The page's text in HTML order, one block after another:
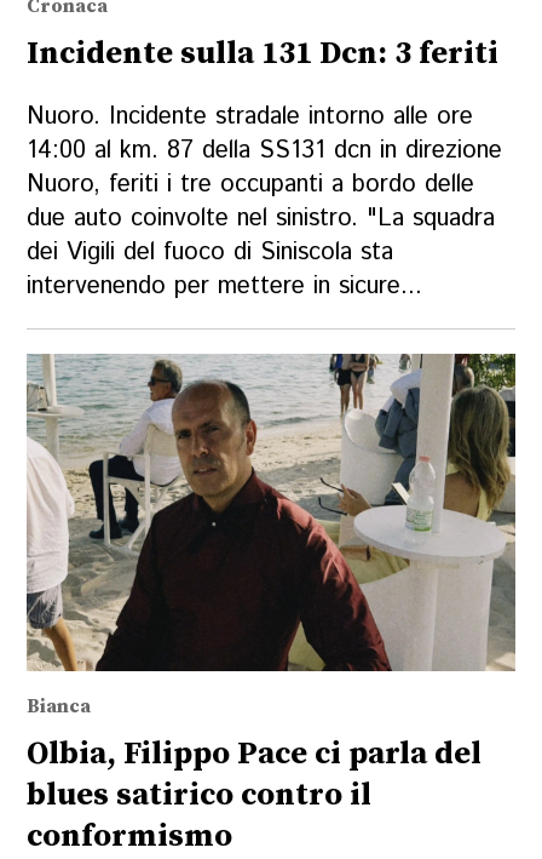
Cronaca
Incidente sulla 131 Dcn: 3 feriti
Nuoro. Incidente stradale intorno alle ore
14:00 al km. 87 della SS131 dcn in direzione
Nuoro, feriti i tre occupanti a bordo delle
due auto coinvolte nel sinistro. "La squadra
dei Vigili del fuoco di Siniscola sta
intervenendo per mettere in sicure...
Bianca
Olbia, Filippo Pace ci parla del
blues satirico contro il
conformismo